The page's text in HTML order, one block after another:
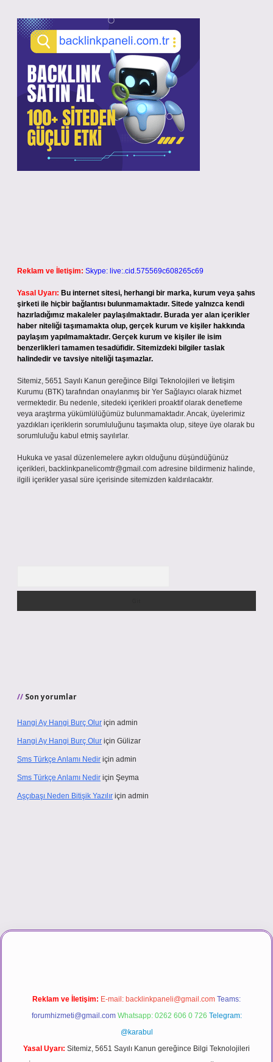
Reklam ve İletişim: Skype: live:.cid.575569c608265c69
Yasal Uyarı: Bu internet sitesi, herhangi bir marka, kurum veya şahıs
şirketi ile hiçbir bağlantısı bulunmamaktadır. Sitede yalnızca kendi
hazırladığımız makaleler paylaşılmaktadır. Burada yer alan içerikler
haber niteliği taşımamakta olup, gerçek kurum ve kişiler hakkında
paylaşım yapılmamaktadır. Gerçek kurum ve kişiler ile isim
benzerlikleri tamamen tesadüfidir. Sitemizdeki bilgiler taslak
halindedir ve tavsiye niteliği taşımazlar.
Sitemiz, 5651 Sayılı Kanun gereğince Bilgi Teknolojileri ve İletişim
Kurumu (BTK) tarafından onaylanmış bir Yer Sağlayıcı olarak hizmet
vermektedir. Bu nedenle, sitedeki içerikleri proaktif olarak denetleme
veya araştırma yükümlülüğümüz bulunmamaktadır. Ancak, üyelerimiz
yazdıkları içeriklerin sorumluluğunu taşımakta olup, siteye üye olarak bu
sorumluluğu kabul etmiş sayılırlar.
Hukuka ve yasal düzenlemelere aykırı olduğunu düşündüğünüz
içerikleri, backlinkpanelicomtr@gmail.com adresine bildirmeniz halinde,
ilgili içerikler yasal süre içerisinde sitemizden kaldırılacaktır.
Son yorumlar
Hangi Ay Hangi Burç Olur için admin
Hangi Ay Hangi Burç Olur için Gülizar
Sms Türkçe Anlamı Nedir için admin
Sms Türkçe Anlamı Nedir için Şeyma
Aşçıbaşı Neden Bitişik Yazılır için admin
Reklam ve İletişim: E-mail: backlinkpaneli@gmail.com Teams:
forumhizmeti@gmail.com Whatsapp: 0262 606 0 726 Telegram:
@karabul
Yasal Uyarı: Sitemiz, 5651 Sayılı Kanun gereğince Bilgi Teknolojileri